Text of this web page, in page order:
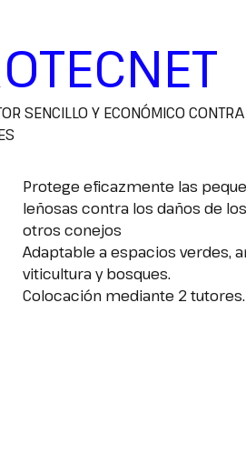
SENCILLO Y ECONÓMICO CONTRA
Protege eficazmente las
leñosas contra los daños de
otros conejos
Adaptable a espacios verdes,
viticultura y bosques.
Colocación mediante 2 tutores.